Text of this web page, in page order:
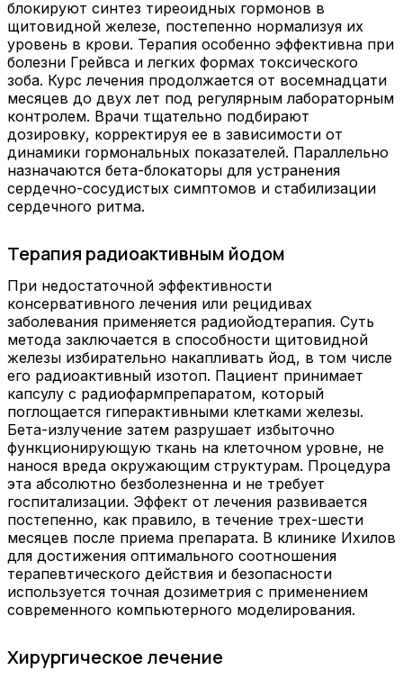
блокируют синтез тиреоидных гормонов в
щитовидной железе, постепенно нормализуя их
уровень в крови. Терапия особенно эффективна при
болезни Грейвса и легких формах токсического
зоба. Курс лечения продолжается от восемнадцати
месяцев до двух лет под регулярным лабораторным
контролем. Врачи тщательно подбирают
дозировку, корректируя ее в зависимости от
динамики гормональных показателей. Параллельно
назначаются бета-блокаторы для устранения
сердечно-сосудистых симптомов и стабилизации
сердечного ритма.
Терапия радиоактивным йодом
При недостаточной эффективности
консервативного лечения или рецидивах
заболевания применяется радиойодтерапия. Суть
метода заключается в способности щитовидной
железы избирательно накапливать йод, в том числе
его радиоактивный изотоп. Пациент принимает
капсулу с радиофармпрепаратом, который
поглощается гиперактивными клетками железы.
Бета-излучение затем разрушает избыточно
функционирующую ткань на клеточном уровне, не
нанося вреда окружающим структурам. Процедура
эта абсолютно безболезненна и не требует
госпитализации. Эффект от лечения развивается
постепенно, как правило, в течение трех-шести
месяцев после приема препарата. В клинике Ихилов
для достижения оптимального соотношения
терапевтического действия и безопасности
используется точная дозиметрия с применением
современного компьютерного моделирования.
Хирургическое лечение